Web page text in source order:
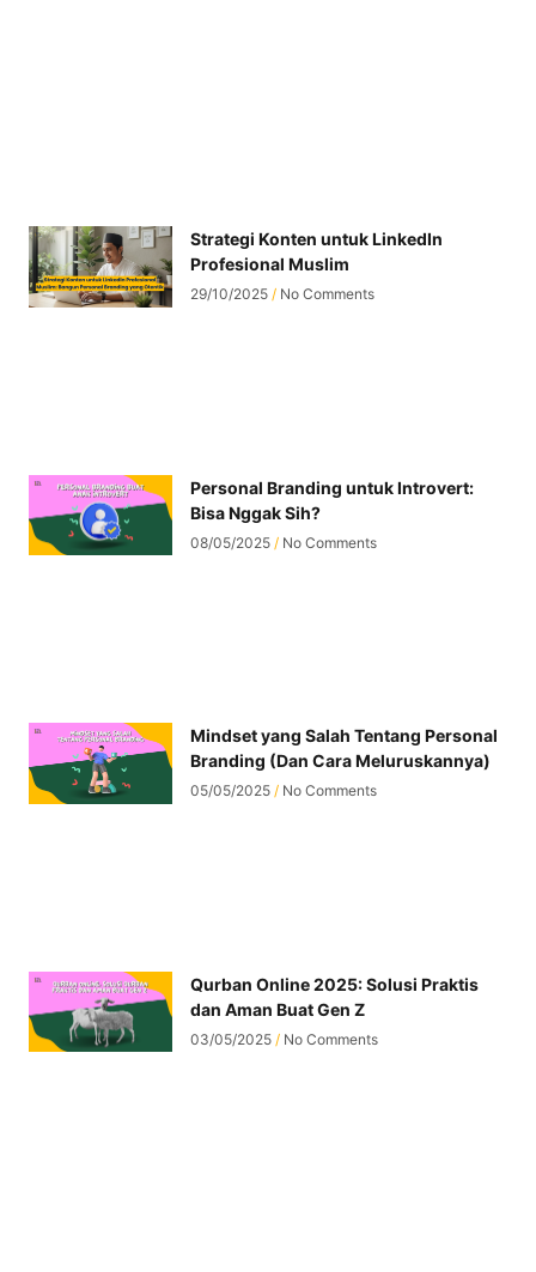
Strategi Konten untuk LinkedIn
Profesional Muslim
29/10/2025 No Comments
Personal Branding untuk Introvert:
Bisa Nggak Sih?
08/05/2025 No Comments
Mindset yang Salah Tentang Personal
Branding (Dan Cara Meluruskannya)
05/05/2025 No Comments
Qurban Online 2025: Solusi Praktis
dan Aman Buat Gen Z
03/05/2025 No Comments